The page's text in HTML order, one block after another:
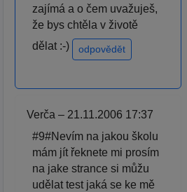
zajímá a o čem uvažuješ,
že bys chtěla v životě
dělat :-)
odpovědět
Verča – 21.11.2006 17:37
#9#Nevím na jakou školu
mám jít řeknete mi prosím
na jake strance si můžu
udělat test jaká se ke mě